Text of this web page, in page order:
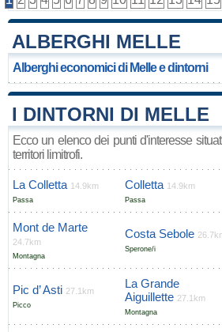
ALBERGHI MELLE
Alberghi economici di Melle e dintorni
I DINTORNI DI MELLE
Ecco un elenco dei punti d'interesse
territori limitrofi.
La Colletta 14.9km
Passa
Colletta 14.9km
Passa
Mont de Marte
24.7km
Montagna
Costa Sebole
Sperone/i
Pic d’ Asti 27.1km
Picco
La Grande
Aiguillette 27.1km
Montagna